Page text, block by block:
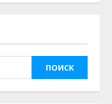
ПОИСК